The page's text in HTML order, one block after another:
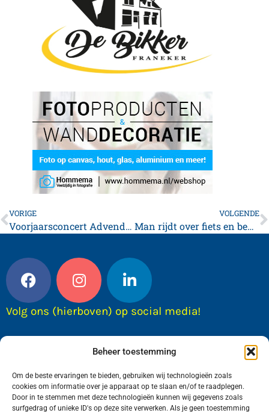
Beheer toestemming
Om de beste ervaringen te bieden, gebruiken wij technologieën zoals
cookies om informatie over je apparaat op te slaan en/of te raadplegen.
Door in te stemmen met deze technologieën kunnen wij gegevens zoals
surfgedrag of unieke ID's op deze site verwerken. Als je geen toestemming
VORIGE
Voorjaarsconcert Advendo in het teken van dans
VOLGENDE
Man rijdt over fiets en bedreigt Franeker vrouw
Volg ons (hierboven) op social media!